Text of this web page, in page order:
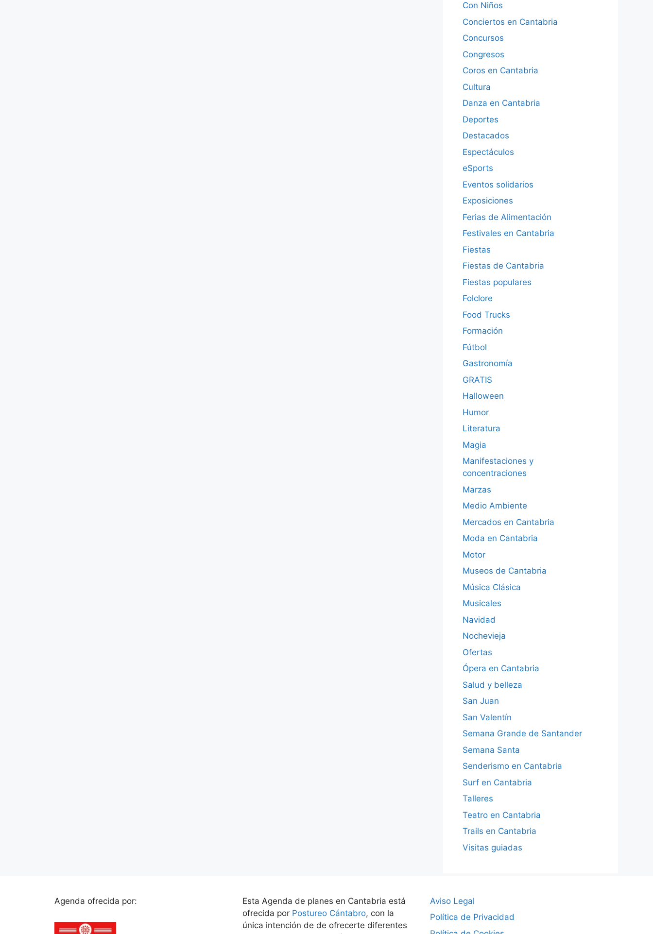
Con Niños
Conciertos en Cantabria
Concursos
Congresos
Coros en Cantabria
Cultura
Danza en Cantabria
Deportes
Destacados
Espectáculos
eSports
Eventos solidarios
Exposiciones
Ferias de Alimentación
Festivales en Cantabria
Fiestas
Fiestas de Cantabria
Fiestas populares
Folclore
Food Trucks
Formación
Fútbol
Gastronomía
GRATIS
Halloween
Humor
Literatura
Magia
Manifestaciones y
concentraciones
Marzas
Medio Ambiente
Mercados en Cantabria
Moda en Cantabria
Motor
Museos de Cantabria
Música Clásica
Musicales
Navidad
Nochevieja
Ofertas
Ópera en Cantabria
Salud y belleza
San Juan
San Valentín
Semana Grande de Santander
Semana Santa
Senderismo en Cantabria
Surf en Cantabria
Talleres
Teatro en Cantabria
Trails en Cantabria
Visitas guiadas
Agenda ofrecida por:
Esta Agenda de planes en Cantabria está
ofrecida por Postureo Cántabro, con la
única intención de de ofrecerte diferentes
Aviso Legal
Política de Privacidad